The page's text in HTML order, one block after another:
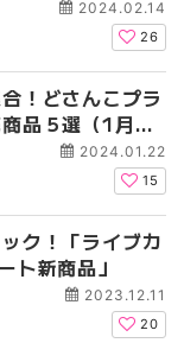
2024.02.14
26
！どさんこプラ
品５選（1月以
2024.01.22
15
ク！「ライブカ
ト新商品」
2023.12.11
20